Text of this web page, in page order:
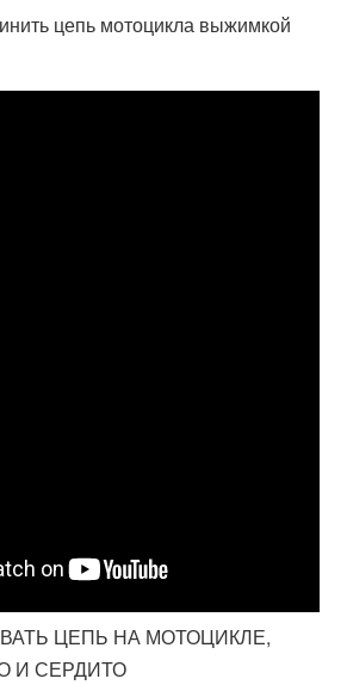
цепь мотоцикла выжимкой
ЦЕПЬ НА МОТОЦИКЛЕ,
И СЕРДИТО